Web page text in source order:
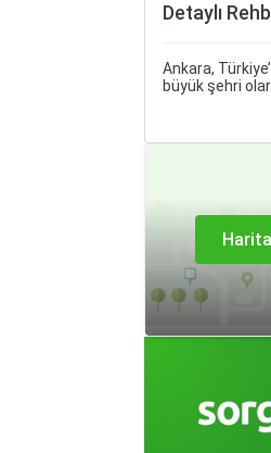
Detaylı
Ankara,
büyük şehri